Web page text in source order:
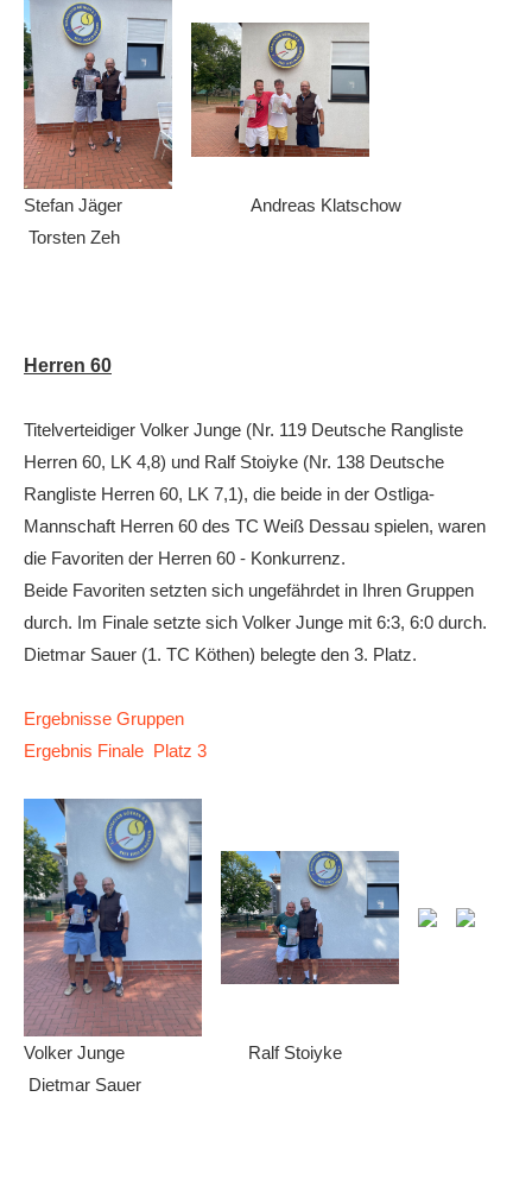
Stefan Jäger Andreas Klatschow
Torsten Zeh
Herren 60
Titelverteidiger Volker Junge (Nr. 119 Deutsche Rangliste
Herren 60, LK 4,8) und Ralf Stoiyke (Nr. 138 Deutsche
Rangliste Herren 60, LK 7,1), die beide in der Ostliga-
Mannschaft Herren 60 des TC Weiß Dessau spielen, waren
die Favoriten der Herren 60 - Konkurrenz.
Beide Favoriten setzten sich ungefährdet in Ihren Gruppen
durch. Im Finale setzte sich Volker Junge mit 6:3, 6:0 durch.
Dietmar Sauer (1. TC Köthen) belegte den 3. Platz.
Ergebnisse Gruppen
Ergebnis Finale Platz 3
Volker Junge Ralf Stoiyke
Dietmar Sauer